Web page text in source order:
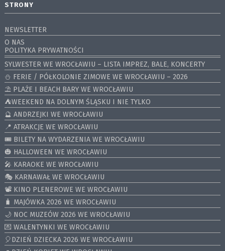
STRONY
NEWSLETTER
O NAS
POLITYKA PRYWATNOŚCI
SYLWESTER WE WROCŁAWIU – LISTA IMPREZ, BALE, KONCERTY
⛄️ FERIE / PÓŁKOLONIE ZIMOWE WE WROCŁAWIU – 2026
⛱️ PLAŻE I BEACH BARY WE WROCŁAWIU
⛺️WEEKEND NA DOLNYM ŚLĄSKU I NIE TYLKO
🔮 ANDRZEJKI WE WROCŁAWIU
📍 ATRAKCJE WE WROCŁAWIU
🎟️ BILETY NA WYDARZENIA WE WROCŁAWIU
🎃 HALLOWEEN WE WROCŁAWIU
🎤 KARAOKE WE WROCŁAWIU
🎭 KARNAWAŁ WE WROCŁAWIU
📽️ KINO PLENEROWE WE WROCŁAWIU
🧳 MAJÓWKA 2026 WE WROCŁAWIU
🌙 NOC MUZEÓW 2026 WE WROCŁAWIU
💌 WALENTYNKI WE WROCŁAWIU
🎈DZIEŃ DZIECKA 2026 WE WROCŁAWIU